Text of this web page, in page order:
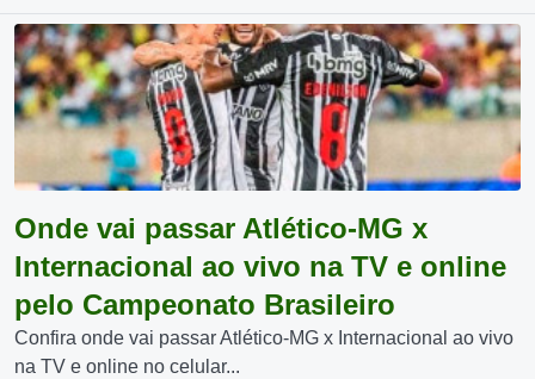
Onde vai passar Atlético-MG x
Internacional ao vivo na TV e online
pelo Campeonato Brasileiro
Confira onde vai passar Atlético-MG x Internacional ao vivo
na TV e online no celular...